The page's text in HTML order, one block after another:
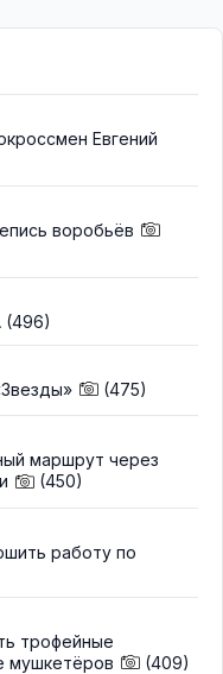
Евгений
воробьёв
(496)
(475)
маршрут через
(450)
работу по
трофейные
мушкетёров
(409)